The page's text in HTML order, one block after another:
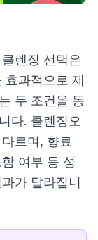
렌징 선택은
효과적으로 제
두 조건을 동
다. 클렌징오
르며, 향료
여부 등 성
가 달라집니